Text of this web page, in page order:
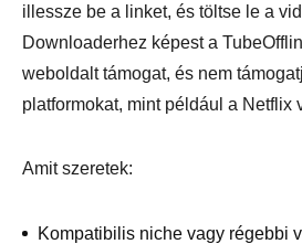
illessze be a linket, és töltse le a
Downloaderhez képest a
weboldalt támogat, és nem
platformokat, mint például a Netflix
Amit szeretek:
Kompatibilis niche vagy régebbi